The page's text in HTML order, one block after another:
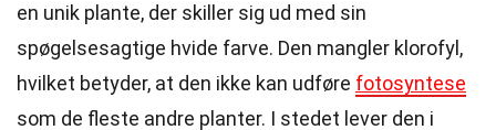
en unik plante, der skiller sig ud med sin
spøgelsesagtige hvide farve. Den mangler klorofyl,
hvilket betyder, at den ikke kan udføre fotosyntese
som de fleste andre planter. I stedet lever den i